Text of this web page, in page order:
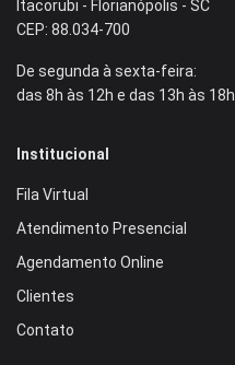
Itacorubi - Florianópolis - SC
CEP: 88.034-700
De segunda à sexta-feira:
das 8h às 12h e das 13h às 18h
Institucional
Fila Virtual
Atendimento Presencial
Agendamento Online
Clientes
Contato